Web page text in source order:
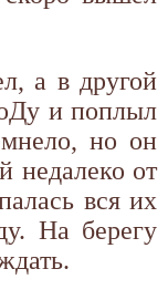
а в другой
и поплыл
но он
недалеко от
вся их
На берегу